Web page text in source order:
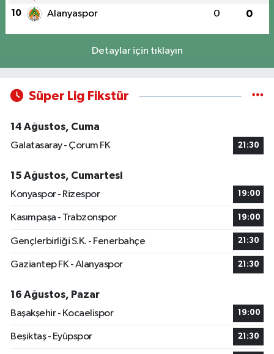
10 Alanyaspor 0 0
Detaylar için tıklayın
Süper Lig Fikstür
14 Ağustos, Cuma
Galatasaray - Çorum FK
21:30
15 Ağustos, Cumartesi
Konyaspor - Rizespor
19:00
Kasımpaşa - Trabzonspor 19:00
Gençlerbirliği S.K. - Fenerbahçe 21:30
Gaziantep FK - Alanyaspor 21:30
16 Ağustos, Pazar
Başakşehir - Kocaelispor
19:00
Beşiktaş - Eyüpspor 21:30